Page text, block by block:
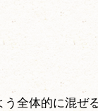
全体的に混ぜる